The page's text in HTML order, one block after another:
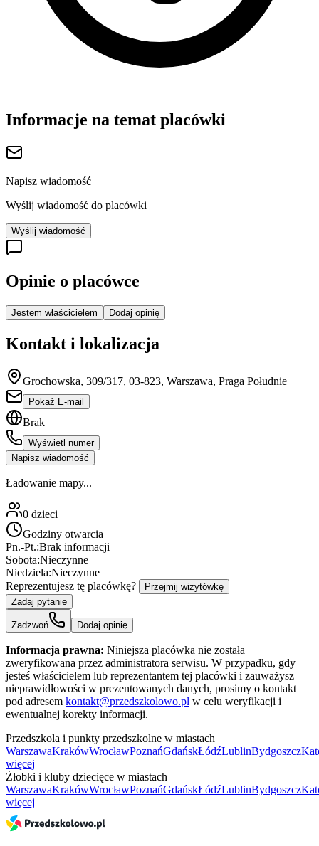
Informacje na temat placówki
Napisz wiadomość
Wyślij wiadomość do placówki
Wyślij wiadomość
Opinie o placówce
Jestem właścicielem Dodaj opinię
Kontakt i lokalizacja
Grochowska, 309/317, 03-823, Warszawa, Praga Południe
Pokaż E-mail
Brak
Wyświetl numer
Napisz wiadomość
Ładowanie mapy...
0 dzieci
Godziny otwarcia
Pn.-Pt.:Brak informacji
Sobota:Nieczynne
Niedziela:Nieczynne
Reprezentujesz tę placówkę?
Przejmij wizytówkę
Zadaj pytanie
Zadzwoń Dodaj opinię
Informacja prawna: Niniejsza placówka nie została
zweryfikowana przez administratora serwisu. W przypadku, gdy
jesteś właścicielem lub reprezentantem tej placówki i zauważysz
nieprawidłowości w prezentowanych danych, prosimy o kontakt
pod adresem kontakt@przedszkolowo.pl w celu weryfikacji i
ewentualnej korekty informacji.
Przedszkola i punkty przedszkolne w miastach
WarszawaKrakówWrocławPoznańGdańskŁódźLublinBydgoszcz
więcej
Żłobki i kluby dziecięce w miastach
WarszawaKrakówWrocławPoznańGdańskŁódźLublinBydgoszcz
więcej